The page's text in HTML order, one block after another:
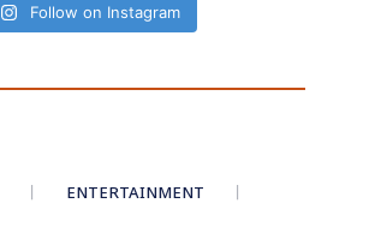
Follow on Instagram
ENTERTAINMENT